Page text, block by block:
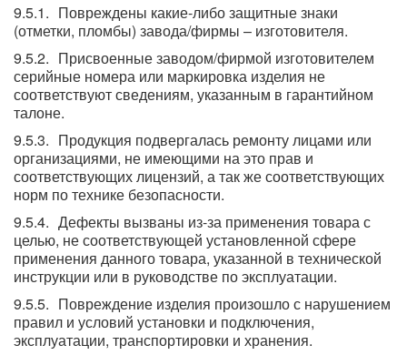
Повреждены какие-либо защитные знаки
(отметки, пломбы) завода/фирмы – изготовителя.
Присвоенные заводом/фирмой изготовителем
серийные номера или маркировка изделия не
соответствуют сведениям, указанным в гарантийном
талоне.
Продукция подвергалась ремонту лицами или
организациями, не имеющими на это прав и
соответствующих лицензий, а так же соответствующих
норм по технике безопасности.
Дефекты вызваны из-за применения товара с
целью, не соответствующей установленной сфере
применения данного товара, указанной в технической
инструкции или в руководстве по эксплуатации.
Повреждение изделия произошло с нарушением
правил и условий установки и подключения,
эксплуатации, транспортировки и хранения.